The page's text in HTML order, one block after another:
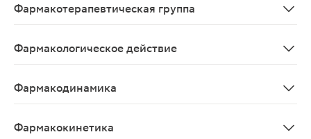
Фармакотерапевтическая группа
Фармакологическое действие
Фармакодинамика
Фармакокинетика